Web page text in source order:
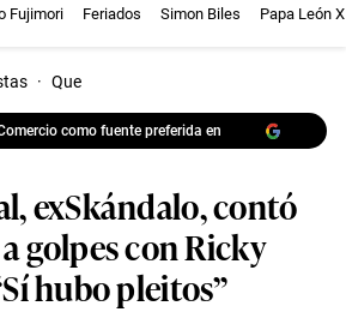
Fujimori Feriados Simon Biles Papa León
· Que
como fuente preferida en
exSkándalo, contó
golpes con Ricky
hubo pleitos”